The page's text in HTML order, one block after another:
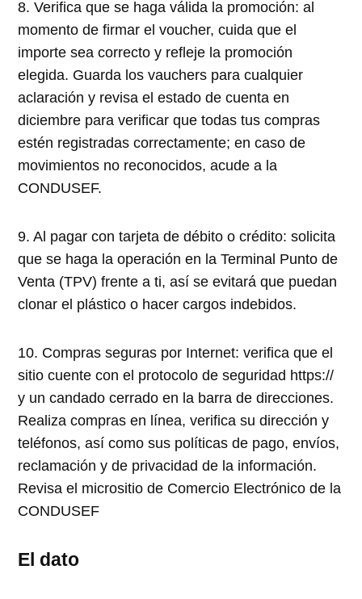
8. Verifica que se haga válida la promoción: al
momento de firmar el voucher, cuida que el
importe sea correcto y refleje la promoción
elegida. Guarda los vauchers para cualquier
aclaración y revisa el estado de cuenta en
diciembre para verificar que todas tus compras
estén registradas correctamente; en caso de
movimientos no reconocidos, acude a la
CONDUSEF.
9. Al pagar con tarjeta de débito o crédito: solicita
que se haga la operación en la Terminal Punto de
Venta (TPV) frente a ti, así se evitará que puedan
clonar el plástico o hacer cargos indebidos.
10. Compras seguras por Internet: verifica que el
sitio cuente con el protocolo de seguridad https://
y un candado cerrado en la barra de direcciones.
Realiza compras en línea, verifica su dirección y
teléfonos, así como sus políticas de pago, envíos,
reclamación y de privacidad de la información.
Revisa el micrositio de Comercio Electrónico de la
CONDUSEF
El dato